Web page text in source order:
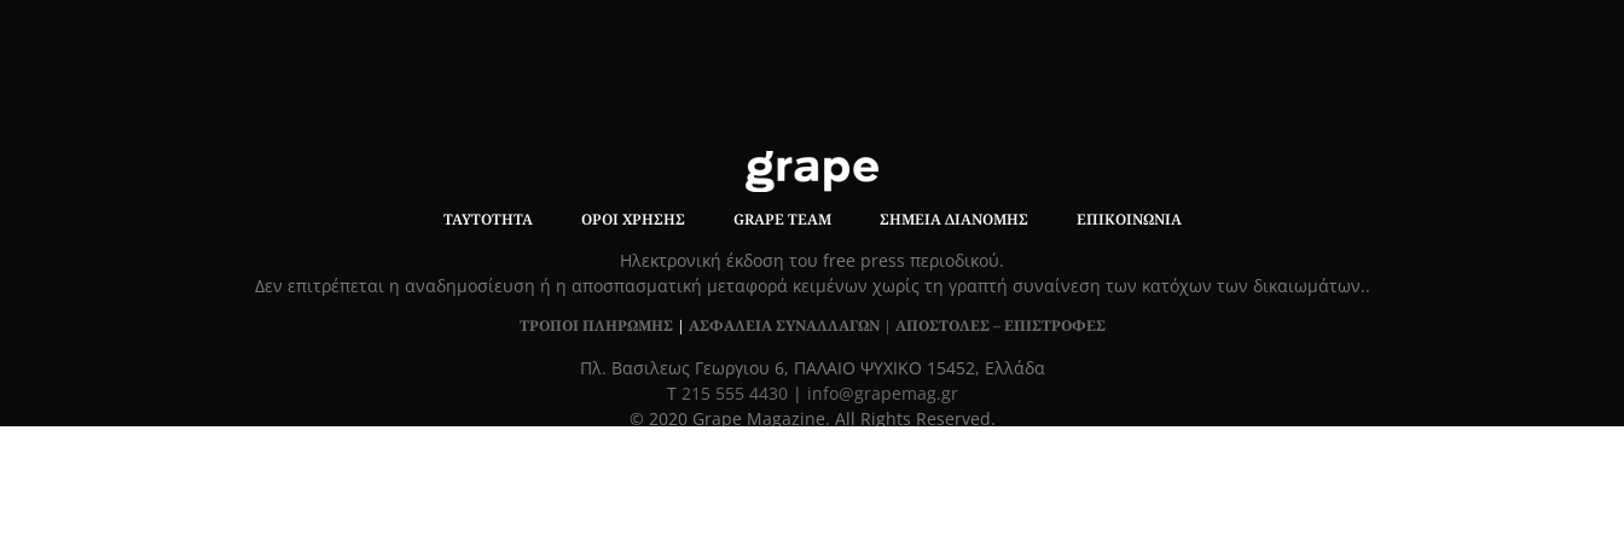
ΤΑΥΤΌΤΗΤΑ ΌΡΟΙ ΧΡΉΣΗΣ GRAPE TEAM ΣΗΜΕΊΑ ΔΙΑΝΟΜΉΣ ΕΠΙΚΟΙΝΩΝΊΑ
Hλεκτρονική έκδοση του free press περιοδικού.
Δεν επιτρέπεται η αναδημοσίευση ή η αποσπασματική μεταφορά κειμένων χωρίς τη γραπτή συναίνεση των κατόχων των δικαιωμάτων..
ΤΡΟΠΟΙ ΠΛΗΡΩΜΗΣ | ΑΣΦΑΛΕΙΑ ΣΥΝΑΛΛΑΓΩΝ | ΑΠΟΣΤΟΛΕΣ – ΕΠΙΣΤΡΟΦΕΣ
Πλ. Βασιλεως Γεωργιου 6, ΠΑΛΑΙΟ ΨΥΧΙΚΟ 15452, Ελλάδα
Τ 215 555 4430| info@grapemag.gr
© 2020 Grape Magazine. All Rights Reserved.